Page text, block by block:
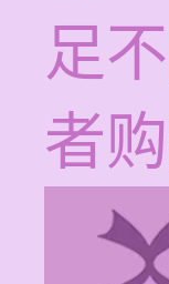
足
者购